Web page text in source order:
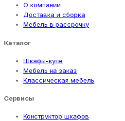
О компании
Доставка и сборка
Мебель в рассрочку
Каталог
Шкафы-купе
Мебель на заказ
Классическая мебель
Сервисы
Конструктор шкафов